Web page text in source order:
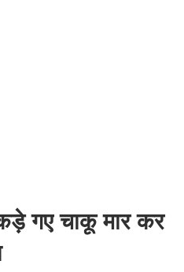
गए चाकू मार कर